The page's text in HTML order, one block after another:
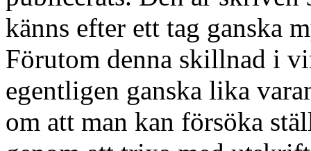
känns efter ett tag ganska
Förutom denna skillnad i
egentligen ganska lika
om att man kan försöka